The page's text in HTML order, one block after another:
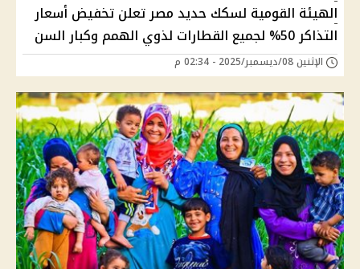
الهيئة القومية لسكك حديد مصر تعلن تخفيض أسعار
التذاكر 50% لجميع القطارات لذوي الهمم وكبار السن
الإثنين 08/ديسمبر/2025 - 02:34 م